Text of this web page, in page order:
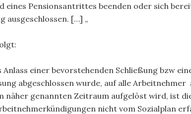
eines Pensionsantrittes beenden oder sich
ausgeschlossen. […] „
Anlass einer bevorstehenden Schließung bzw
abgeschlossen wurde, auf alle
näher genannten Zeitraum aufgelöst wird, ist
nicht vom Sozialplan